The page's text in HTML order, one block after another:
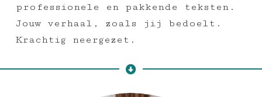
professionele en pakkende teksten.
Jouw verhaal, zoals jij bedoelt.
Krachtig neergezet.